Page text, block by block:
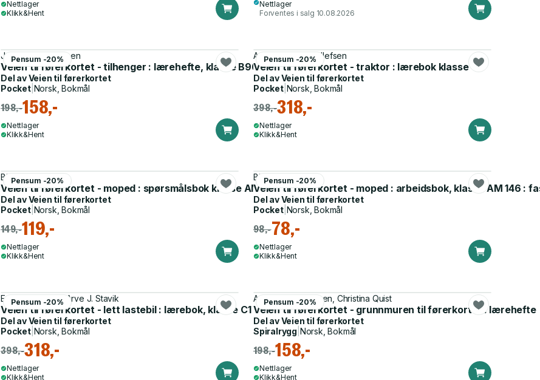
Nettlager
Klikk&Hent
Nettlager
Forventes i salg 10.08.2026
Pensum -20%
Jan Harry Svendsen
Veien til førerkortet - tilhenger : lærehefte, klasse B96 og BE
Del avVeien til førerkortet
Pocket| Norsk, Bokmål
198,-158,-
Nettlager
Klikk&Hent
Pensum -20%
Anne Kristin B. Tollefsen
Veien til førerkortet - traktor : lærebok klasse T
Del avVeien til førerkortet
Pocket| Norsk, Bokmål
398,-318,-
Nettlager
Klikk&Hent
Pensum -20%
Bjørn-Erik Moen
Veien til førerkortet - moped : spørsmålsbok klasse AM
Del avVeien til førerkortet
Pocket| Norsk, Bokmål
149,-119,-
Nettlager
Klikk&Hent
Pensum -20%
Bjørn-Erik Moen
Veien til førerkortet - moped : arbeidsbok, klasse AM 146 :
Del avVeien til førerkortet
Pocket| Norsk, Bokmål
98,-78,-
Nettlager
Klikk&Hent
Pensum -20%
Erik Lysenstøen, Arve J. Stavik
Veien til førerkortet - lett lastebil : lærebok, klasse C1 & C1E
Del avVeien til førerkortet
Pocket| Norsk, Bokmål
398,-318,-
Nettlager
Klikk&Hent
Pensum -20%
Astrid B. Thomassen, Christina Quist
Veien til førerkortet - grunnmuren til førerkortet : lærehefte
Del avVeien til førerkortet
Spiralrygg Norsk, Bokmål
198,-158,-
Nettlager
Klikk&Hent